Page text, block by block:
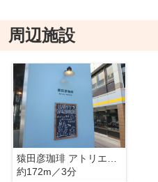
周辺施設
約172m／3分